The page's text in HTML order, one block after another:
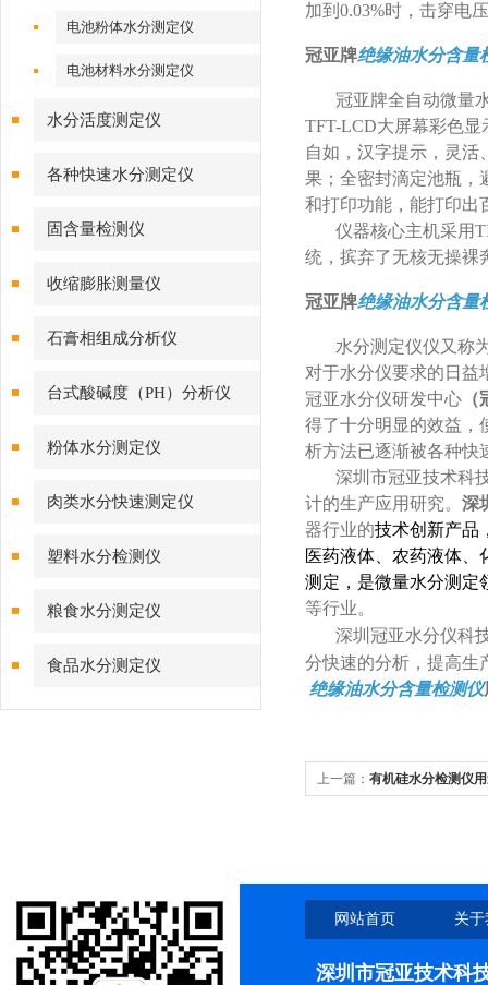
电池粉体水分测定仪
电池材料水分测定仪
水分活度测定仪
各种快速水分测定仪
固含量检测仪
收缩膨胀测量仪
石膏相组成分析仪
台式酸碱度（PH）分析仪
粉体水分测定仪
肉类水分快速测定仪
塑料水分检测仪
粮食水分测定仪
食品水分测定仪
加到0.03%时，击穿电
冠亚牌绝缘油水分含量
冠亚牌全自动微量
TFT-LCD大屏幕彩色显
自如，汉字提示，灵活
果；全密封滴定池瓶，
和打印功能，能打印出
仪器核心主机采用
统，摈弃了无核无操裸
冠亚牌绝缘油水分含量
水分测定仪仪又称
对于水分仪要求的日益
冠亚水分仪研发中心
得了十分明显的效益，
析方法已逐渐被各种快
深圳市冠亚技术科
计的生产应用研究。 深
器行业的技术创新产品
医药液体、农药液体
测定，是微量水分测定
等行业。
深圳冠亚水分仪科
分快速的分析，提高生
绝缘油水分含量检测仪
上一篇： 有机硅水分检测仪
网站首页 关
深圳市冠亚技术科